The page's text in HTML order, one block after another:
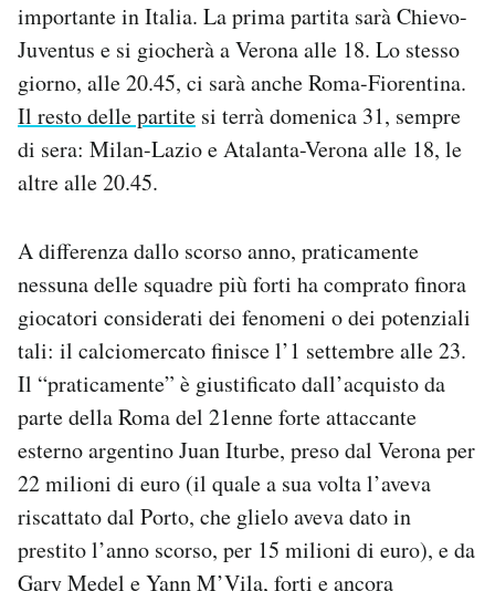
SHOP
CALENDARIO
AREA PERSONALE
Newsletter
Notifiche mobile
Regala il Post
Hai bisogno di aiuto?
importante in Italia. La prima partita sarà Chievo-
Juventus e si giocherà a Verona alle 18. Lo stesso
giorno, alle 20.45, ci sarà anche Roma-Fiorentina.
Il resto delle partite si terrà domenica 31, sempre
di sera: Milan-Lazio e Atalanta-Verona alle 18, le
altre alle 20.45.
A differenza dallo scorso anno, praticamente
nessuna delle squadre più forti ha comprato finora
giocatori considerati dei fenomeni o dei potenziali
tali: il calciomercato finisce l’1 settembre alle 23.
Il “praticamente” è giustificato dall’acquisto da
parte della Roma del 21enne forte attaccante
esterno argentino Juan Iturbe, preso dal Verona per
22 milioni di euro (il quale a sua volta l’aveva
riscattato dal Porto, che glielo aveva dato in
prestito l’anno scorso, per 15 milioni di euro), e da
Gary Medel e Yann M’Vila, forti e ancora